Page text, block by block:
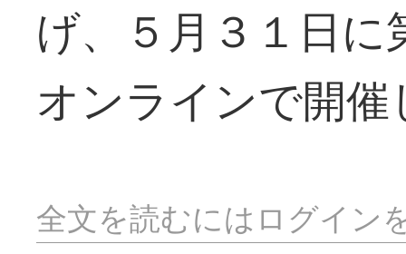
げ、５月３１日
オンラインで開催
全文を読むにはログイン